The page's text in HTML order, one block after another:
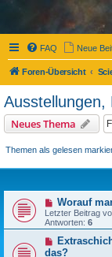
FAQ Neue
Foren-Übersicht
Ausstellungen,
Neues Thema
Themen als gelesen
Worauf
Letzter Beitrag
Antworten: 6
das?